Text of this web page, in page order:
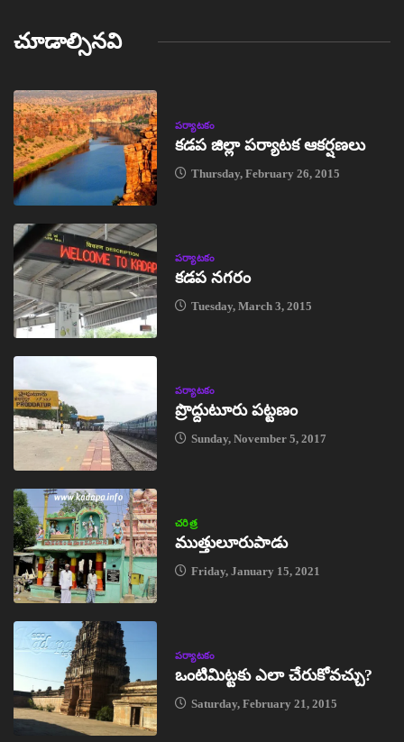
చూడాల్సినవి
పర్యాటకం
కడప జిల్లా పర్యాటక ఆకర్షణలు
Thursday, February 26, 2015
పర్యాటకం
కడప నగరం
Tuesday, March 3, 2015
పర్యాటకం
ప్రొద్దుటూరు పట్టణం
Sunday, November 5, 2017
చరిత్ర
ముత్తులూరుపాడు
Friday, January 15, 2021
పర్యాటకం
ఒంటిమిట్టకు ఎలా చేరుకోవచ్చు?
Saturday, February 21, 2015